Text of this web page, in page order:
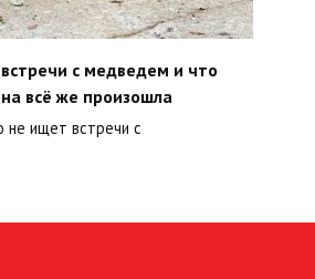
с медведем и что
всё же произошла
ищет встречи с